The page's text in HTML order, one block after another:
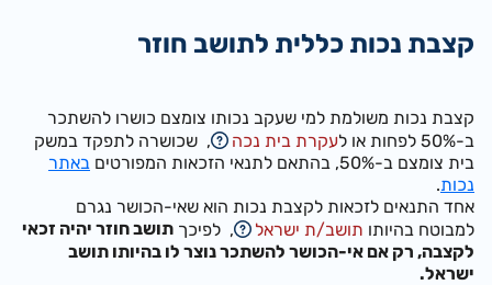
קצבת נכות כללית לתושב חוזר
קצבת נכות משולמת למי שעקב נכותו צומצם כושרו להשתכר
ב-50% לפחות או ל
עקרת בית נכה
, שכושרה לתפקד במשק
בית צומצם ב-50%, בהתאם לתנאי הזכאות המפורטים
באתר
נכות.
אחד התנאים לזכאות לקצבת נכות הוא שאי-הכושר נגרם
למבוטח בהיותותושב/ת ישראל , לפיכךתושב חוזר יהיה זכאי
לקצבה, רק אם אי-הכושר להשתכר נוצר לו בהיותו תושב
ישראל.